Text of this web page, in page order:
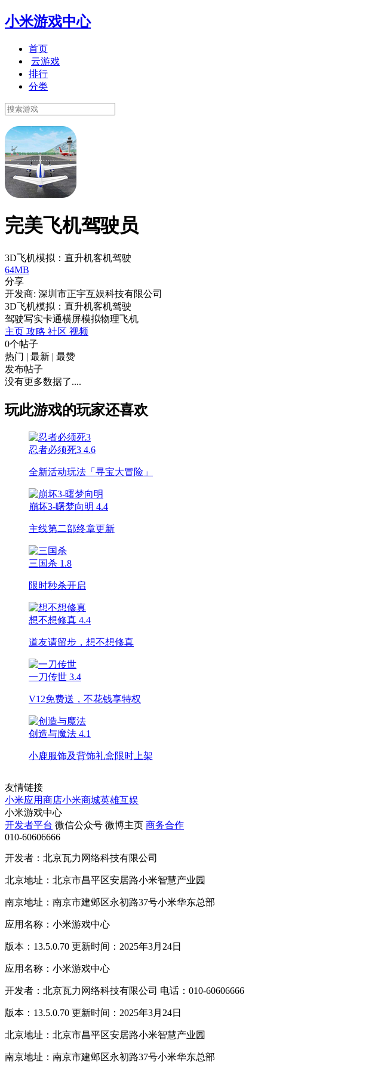
小米游戏中心
首页
云游戏
排行
分类
完美飞机驾驶员
3D飞机模拟：直升机客机驾驶
64MB
分享
开发商: 深圳市正宇互娱科技有限公司
3D飞机模拟：直升机客机驾驶
驾驶写实卡通横屏模拟物理飞机
主页 攻略 社区 视频
0个帖子
热门 | 最新 | 最赞
发布帖子
没有更多数据了....
玩此游戏的玩家还喜欢
忍者必须死3 4.6
全新活动玩法「寻宝大冒险」
崩坏3-曙梦向明 4.4
主线第二部终章更新
三国杀 1.8
限时秒杀开启
想不想修真 4.4
道友请留步，想不想修真
一刀传世 3.4
V12免费送，不花钱享特权
创造与魔法 4.1
小鹿服饰及背饰礼盒限时上架
友情链接
小米应用商店小米商城英雄互娱
小米游戏中心
开发者平台 微信公众号 微博主页 商务合作
010-60606666
开发者：北京瓦力网络科技有限公司
北京地址：北京市昌平区安居路小米智慧产业园
南京地址：南京市建邺区永初路37号小米华东总部
应用名称：小米游戏中心
版本：13.5.0.70 更新时间：2025年3月24日
应用名称：小米游戏中心
开发者：北京瓦力网络科技有限公司 电话：010-60606666
版本：13.5.0.70 更新时间：2025年3月24日
北京地址：北京市昌平区安居路小米智慧产业园
南京地址：南京市建邺区永初路37号小米华东总部